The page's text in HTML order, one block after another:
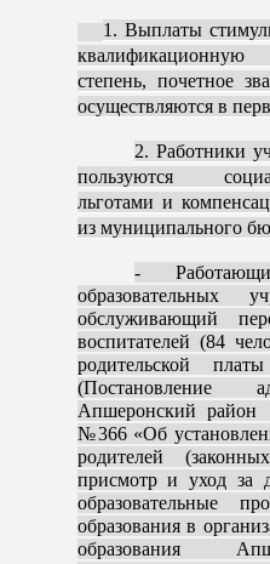
1. Выплаты
степень, почетное
осуществляются в
2. Работники
пользуются
льготами и
из муниципального
-
образовательных
обслуживающий
воспитателей (84
родительской
(Постановление
Апшеронский
№366 «Об
родителей
присмотр и уход за
образовательные
образования в
образования